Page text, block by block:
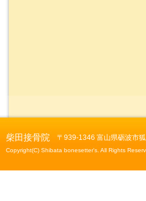
柴田接骨院 〒939-1346 富山県砺波市
Copyright(C) Shibata bonesetter's. All Rights